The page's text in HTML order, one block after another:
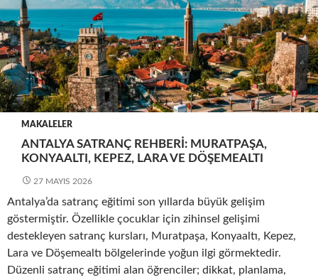
MAKALELER
ANTALYA SATRANÇ REHBERI: MURATPAŞA,
KONYAALTI, KEPEZ, LARA VE DÖŞEMEALTI
27 MAYIS 2026
Antalya’da satranç eğitimi son yıllarda büyük gelişim
göstermiştir. Özellikle çocuklar için zihinsel gelişimi
destekleyen satranç kursları, Muratpaşa, Konyaaltı, Kepez,
Lara ve Döşemealtı bölgelerinde yoğun ilgi görmektedir.
Düzenli satranç eğitimi alan öğrenciler; dikkat, planlama,